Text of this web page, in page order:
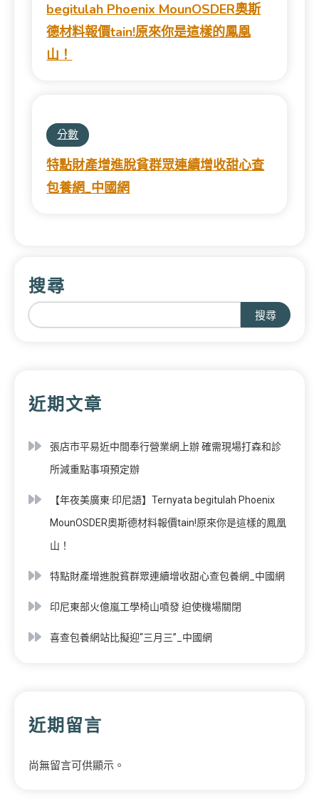
begitulah Phoenix MounOSDER奧斯
德材料報價tain!原來你是這樣的鳳凰
山！
分數
特點財產增進脫貧群眾連續增收甜心查
包養網_中國網
搜尋
搜尋
近期文章
張店市平易近中間奉行營業網上辦 確需現場打森和診
所減重點事項預定辦
【年夜美廣東·印尼語】Ternyata begitulah Phoenix
MounOSDER奧斯德材料報價tain!原來你是這樣的鳳凰
山！
特點財產增進脫貧群眾連續增收甜心查包養網_中國網
印尼東部火億嵐工學椅山噴發 迫使機場關閉
喜查包養網站比擬迎“三月三”_中國網
近期留言
尚無留言可供顯示。